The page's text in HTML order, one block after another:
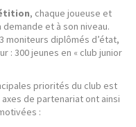
, chaque joueuse et
et à son niveau.
moniteurs diplômés d’état,
: 300 jeunes en « club junior
priorités du club est
de partenariat ont ainsi
: